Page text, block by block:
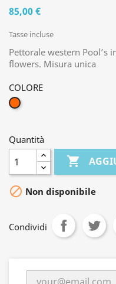
85,00 €
Tasse incluse
Pettorale western Pool’s
flowers. Misura unica
COLORE
COGNAC
Quantità

 Non disponibile
Condividi